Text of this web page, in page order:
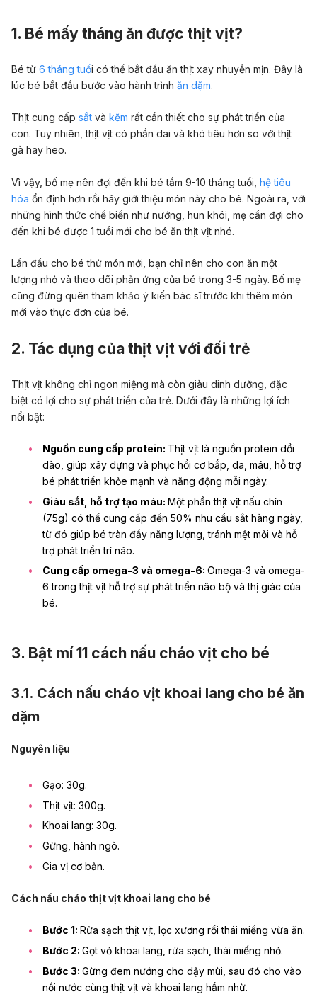
1. Bé mấy tháng ăn được thịt vịt?
Bé từ 6 tháng tuổi có thể bắt đầu ăn thịt xay nhuyễn mịn. Đây là
lúc bé bắt đầu bước vào hành trình ăn dặm.
Thịt cung cấp sắt và kẽm rất cần thiết cho sự phát triển của
con. Tuy nhiên, thịt vịt có phần dai và khó tiêu hơn so với thịt
gà hay heo.
Vì vậy, bố mẹ nên đợi đến khi bé tầm 9-10 tháng tuổi, hệ tiêu
hóa ổn định hơn rồi hãy giới thiệu món này cho bé. Ngoài ra, với
những hình thức chế biến như nướng, hun khói, mẹ cần đợi cho
đến khi bé được 1 tuổi mới cho bé ăn thịt vịt nhé.
Lần đầu cho bé thử món mới, bạn chỉ nên cho con ăn một
lượng nhỏ và theo dõi phản ứng của bé trong 3-5 ngày. Bố mẹ
cũng đừng quên tham khảo ý kiến bác sĩ trước khi thêm món
mới vào thực đơn của bé.
2. Tác dụng của thịt vịt với đối trẻ
Thịt vịt không chỉ ngon miệng mà còn giàu dinh dưỡng, đặc
biệt có lợi cho sự phát triển của trẻ. Dưới đây là những lợi ích
nổi bật:
Nguồn cung cấp protein: Thịt vịt là nguồn protein dồi
dào, giúp xây dựng và phục hồi cơ bắp, da, máu, hỗ trợ
bé phát triển khỏe mạnh và năng động mỗi ngày.
Giàu sắt, hỗ trợ tạo máu: Một phần thịt vịt nấu chín
(75g) có thể cung cấp đến 50% nhu cầu sắt hàng ngày,
từ đó giúp bé tràn đầy năng lượng, tránh mệt mỏi và hỗ
trợ phát triển trí não.
Cung cấp omega-3 và omega-6: Omega-3 và omega-
6 trong thịt vịt hỗ trợ sự phát triển não bộ vàthị giác của
bé.
3. Bật mí 11 cách nấu cháo vịt cho bé
3.1. Cách nấu cháo vịt khoai lang cho bé ăn
dặm
Nguyên liệu
Gạo: 30g.
Thịt vịt: 300g.
Khoai lang: 30g.
Gừng, hành ngò.
Gia vị cơ bản.
Cách nấu cháo thịt vịt khoai lang cho bé
Bước 1: Rửa sạch thịt vịt, lọc xương rồi thái miếng vừa ăn.
Bước 2: Gọt vỏ khoai lang, rửa sạch, thái miếng nhỏ.
Bước 3: Gừng đem nướng cho dậy mùi, sau đó cho vào
nồi nước cùng thịt vịt và khoai lang hầm nhừ.